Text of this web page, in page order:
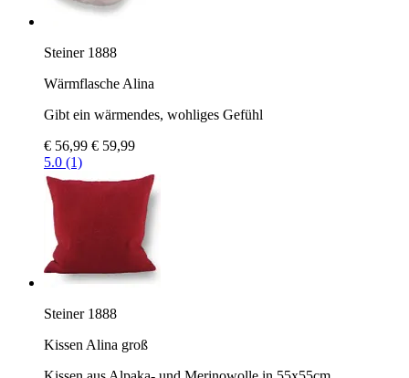
Steiner 1888
Wärmflasche Alina
Gibt ein wärmendes, wohliges Gefühl
€ 56,99 € 59,99
5.0 (1)
Steiner 1888
Kissen Alina groß